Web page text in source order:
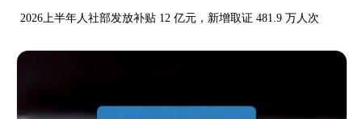
2026上半年人社部发放补贴 12 亿元，新增取证 481.9 万人次